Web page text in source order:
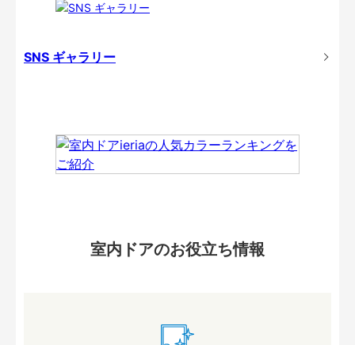
SNS ギャラリー
室内ドアのお役立ち情報